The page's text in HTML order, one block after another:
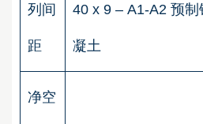
列间
距
40 x 9 – A1-A2 预
凝土
净空